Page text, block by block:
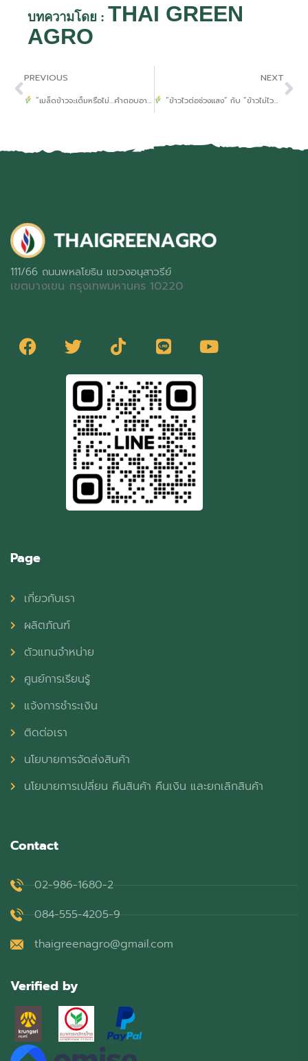
บทความโดย : THAI GREEN
AGRO
PREVIOUS
“เมล็ดข้าวจะเต็มหรือไม่…คำตอบอาจอยู่ที่ ‘ใบธง’ เพียงใบเดียว”
NEXT
“ข้าวไวต่อช่วงแสง” กับ “ข้าวไม่ไวต่อช่วงแสง” ต่างกันอย่างไร?
111/66 ถนนพหลโยธิน แขวงอนุสาวรีย์
เขตบางเขน กรุงเทพมหานคร 10220
Page
เกี่ยวกับเรา
ผลิตภัณฑ์
ตัวแทนจำหน่าย
ศูนย์การเรียนรู้
แจ้งการชำระเงิน
ติดต่อเรา
นโยบายการจัดส่งสินค้า
นโยบายการเปลี่ยน คืนสินค้า คืนเงิน และยกเลิกสินค้า
Contact
02-986-1680-2
084-555-4205-9
thaigreenagro@gmail.com
Verified by